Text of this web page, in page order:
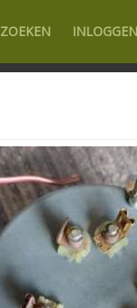
ZOEKEN INLOGGEN